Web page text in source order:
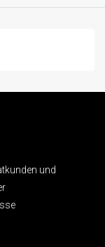
und